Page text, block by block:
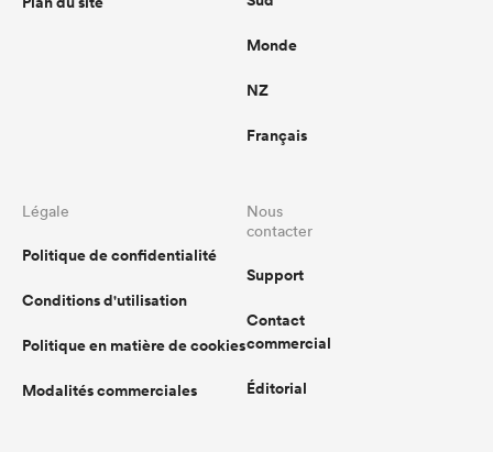
Monde
NZ
Français
Légale
Politique de confidentialité
Conditions d'utilisation
Politique en matière de cookies
Modalités commerciales
Nous
contacter
Support
Contact
commercial
Éditorial